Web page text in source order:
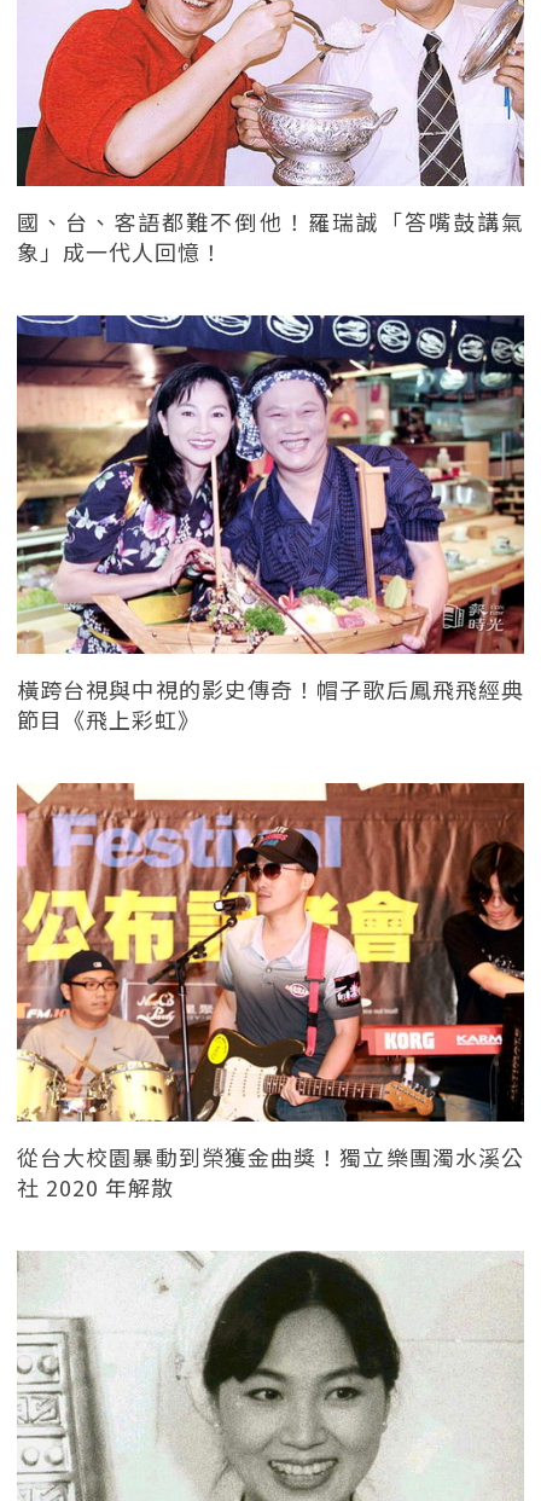
國、台、客語都難不倒他！羅瑞誠「答嘴鼓講氣
象」成一代人回憶！
橫跨台視與中視的影史傳奇！帽子歌后鳳飛飛經典
節目《飛上彩虹》
從台大校園暴動到榮獲金曲獎！獨立樂團濁水溪公
社 2020 年解散